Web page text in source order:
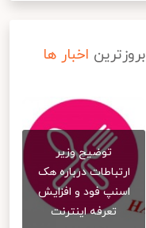
بروزترین اخبار ها
توضیح وزیر
ارتباطات درباره هک
اسنپ‌ فود و افزایش
تعرفه اینترنت